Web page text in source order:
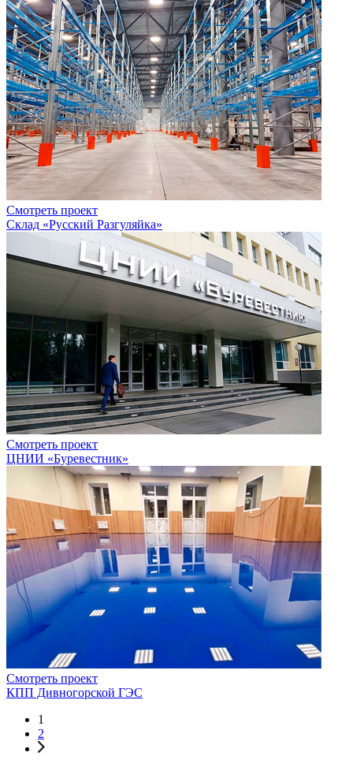
Смотреть проект
Склад «Русский Разгуляйка»
Смотреть проект
ЦНИИ «Буревестник»
Смотреть проект
КПП Дивногорской ГЭС
1
2